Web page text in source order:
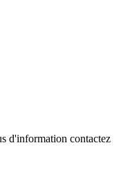
d'information contactez